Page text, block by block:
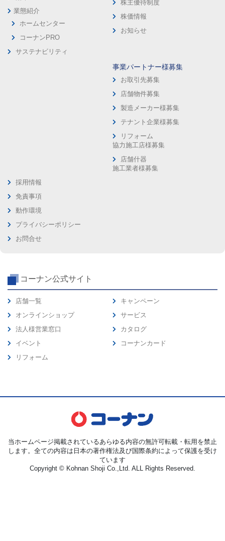
業態紹介
ホームセンター
コーナンPRO
サステナビリティ
株主優待制度
株価情報
お知らせ
事業パートナー様募集
お取引先募集
店舗物件募集
製造メーカー様募集
テナント企業様募集
リフォーム
協力施工店様募集
店舗什器
施工業者様募集
採用情報
免責事項
動作環境
プライバシーポリシー
お問合せ
コーナン公式サイト
店舗一覧
オンラインショップ
法人様営業窓口
イベント
リフォーム
キャンペーン
サービス
カタログ
コーナンカード
当ホームページ掲載されているあらゆる内容の無許可転載・転用を禁止
します。全ての内容は日本の著作権法及び国際条約によって保護を受け
ています
Copyright © Kohnan Shoji Co.,Ltd. ALL Rights Reserved.